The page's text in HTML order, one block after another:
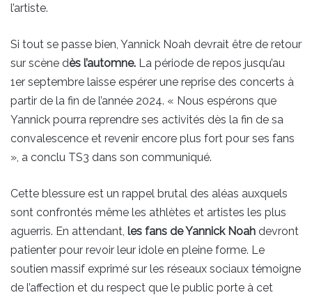
l’artiste.
Si tout se passe bien, Yannick Noah devrait être de retour
sur scène dès l’automne. La période de repos jusqu’au
1er septembre laisse espérer une reprise des concerts à
partir de la fin de l’année 2024. « Nous espérons que
Yannick pourra reprendre ses activités dès la fin de sa
convalescence et revenir encore plus fort pour ses fans
», a conclu TS3 dans son communiqué.
Cette blessure est un rappel brutal des aléas auxquels
sont confrontés même les athlètes et artistes les plus
aguerris. En attendant, les fans de Yannick Noah devront
patienter pour revoir leur idole en pleine forme. Le
soutien massif exprimé sur les réseaux sociaux témoigne
de l’affection et du respect que le public porte à cet